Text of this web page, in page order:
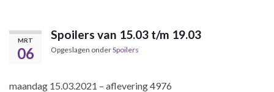
MRT
06
Spoilers van 15.03 t/m 19.03
Opgeslagen onderSpoilers
maandag 15.03.2021 – aflevering 4976